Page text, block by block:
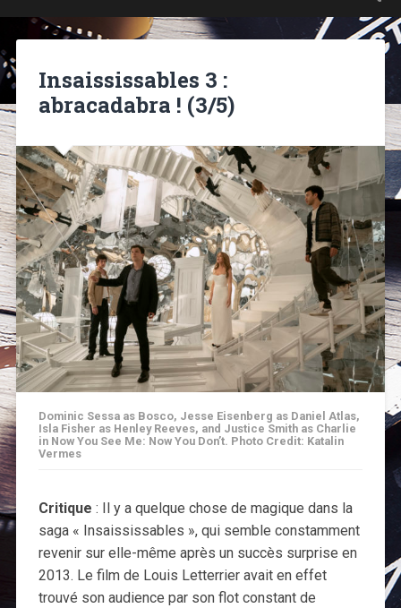
Insaississables 3 :
abracadabra ! (3/5)
Dominic Sessa as Bosco, Jesse Eisenberg as Daniel Atlas,
Isla Fisher as Henley Reeves, and Justice Smith as Charlie
in Now You See Me: Now You Don’t. Photo Credit: Katalin
Vermes
Critique : Il y a quelque chose de magique dans la
saga « Insaississables », qui semble constamment
revenir sur elle-même après un succès surprise en
2013. Le film de Louis Letterrier avait en effet
trouvé son audience par son flot constant de